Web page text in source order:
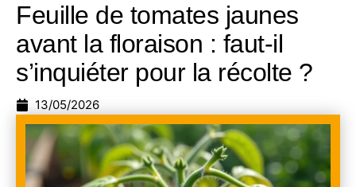
Feuille de tomates jaunes
avant la floraison : faut-il
s’inquiéter pour la récolte ?
13/05/2026